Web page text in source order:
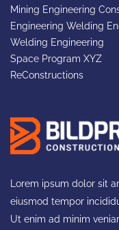
Mining Engineering
Engineering Welding
Welding Engineering
Space Program XYZ
ReConstructions
Lorem ipsum dolor sit
eiusmod tempor
Ut enim ad minim